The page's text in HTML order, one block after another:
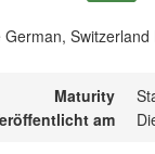
German,
Maturity
am